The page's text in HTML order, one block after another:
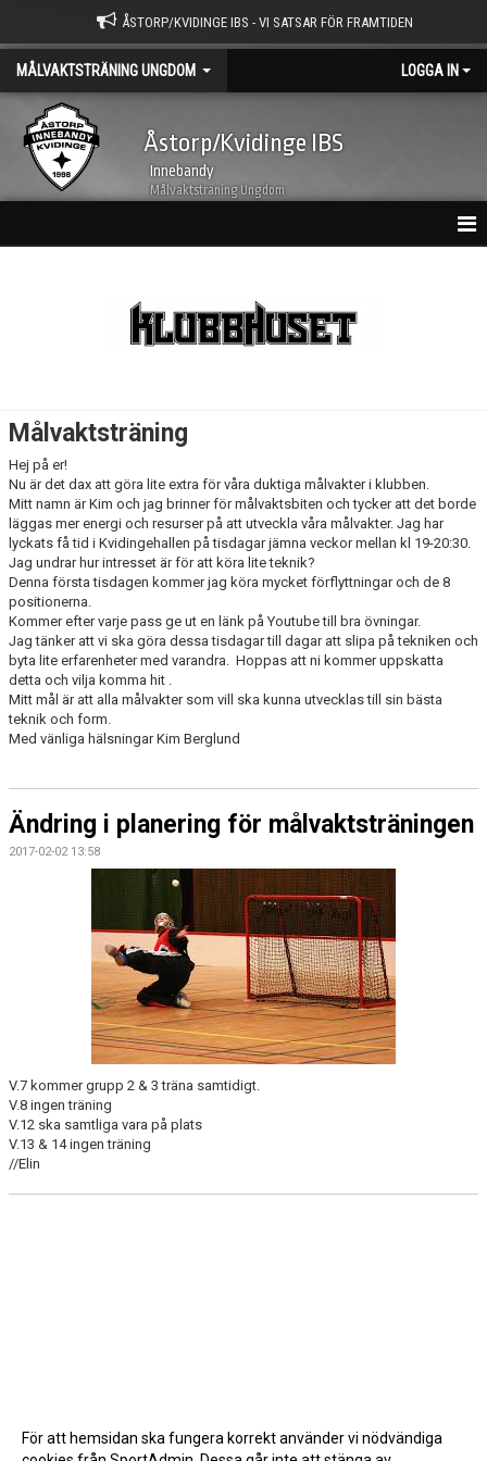
ÅSTORP/KVIDINGE IBS - VI SATSAR FÖR FRAMTIDEN
MÅLVAKTSTRÄNING UNGDOM LOGGA IN
Åstorp/Kvidinge IBS
Innebandy
Målvaktsträning Ungdom
TRUPPEN
DOKUMENT
KONTAKT
Målvaktsträning
Hej på er!
Nu är det dax att göra lite extra för våra duktiga målvakter i klubben.
Mitt namn är Kim och jag brinner för målvaktsbiten och tycker att det borde
läggas mer energi och resurser på att utveckla våra målvakter. Jag har
lyckats få tid i Kvidingehallen på tisdagar jämna veckor mellan kl 19-20:30.
Jag undrar hur intresset är för att köra lite teknik?
Denna första tisdagen kommer jag köra mycket förflyttningar och de 8
positionerna.
Kommer efter varje pass ge ut en länk på Youtube till bra övningar.
Jag tänker att vi ska göra dessa tisdagar till dagar att slipa på tekniken och
byta lite erfarenheter med varandra. Hoppas att ni kommer uppskatta
detta och vilja komma hit .
Mitt mål är att alla målvakter som vill ska kunna utvecklas till sin bästa
teknik och form.
Med vänliga hälsningar Kim Berglund
Ändring i planering för målvaktsträningen
2017-02-02 13:58
V.7 kommer grupp 2 & 3 träna samtidigt.
V.8 ingen träning
V.12 ska samtliga vara på plats
V.13 & 14 ingen träning
//Elin
För att hemsidan ska fungera korrekt använder vi nödvändiga